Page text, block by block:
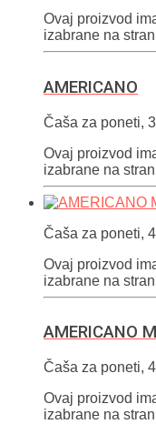
Ovaj proizvod
izabrane na
AMERICANO
Čaša za poneti,
Ovaj proizvod
izabrane na
Čaša za poneti,
Ovaj proizvod
izabrane na
AMERICANO
Čaša za poneti,
Ovaj proizvod
izabrane na